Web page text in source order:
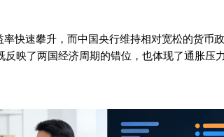
快速攀升，而中国央行维持相对宽松的货币
映了两国经济周期的错位，也体现了通胀压